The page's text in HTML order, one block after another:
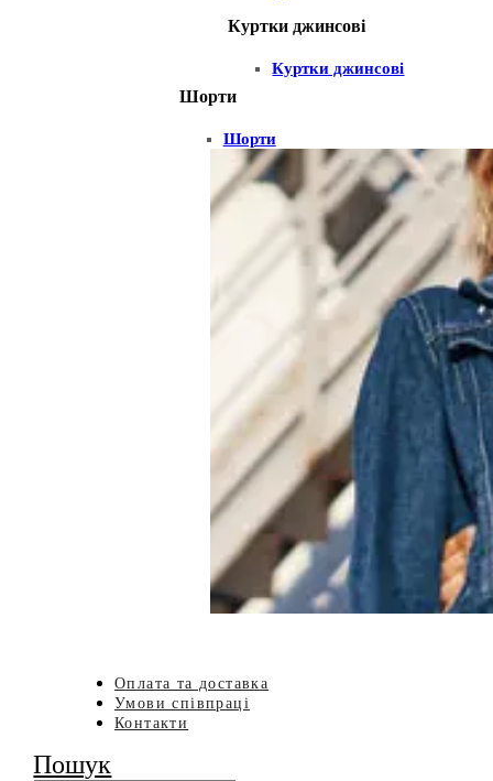
Куртки джинсові
Куртки джинсові
Шорти
Шорти
Оплата та доставка
Умови співпраці
Контакти
Пошук